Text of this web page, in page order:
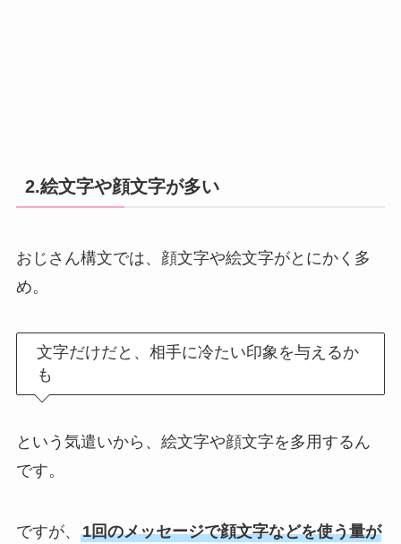
2.絵文字や顔文字が多い
おじさん構文では、顔文字や絵文字がとにかく多
め。
文字だけだと、相手に冷たい印象を与えるか
も
という気遣いから、絵文字や顔文字を多用するん
です。
ですが、 1回のメッセージで顔文字などを使う量が